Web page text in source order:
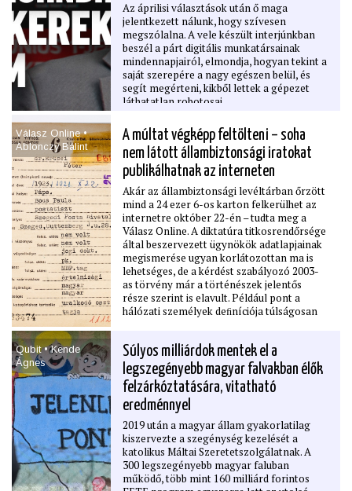
Az áprilisi választások után ő maga
jelentkezett nálunk, hogy szívesen
megszólalna. A vele készült interjúnkban
beszél a párt digitális munkatársainak
mindennapjairól, elmondja, hogyan tekint a
saját szerepére a nagy egészen belül, és
segít megérteni, kikből lettek a gépezet
láthatatlan robotosai.
Válasz Online •
Ablonczy Bálint
A múltat végképp feltölteni – soha
nem látott állambiztonsági iratokat
publikálhatnak az interneten
Akár az állambiztonsági levéltárban őrzött
mind a 24 ezer 6-os karton felkerülhet az
internetre október 22-én – tudta meg a
Válasz Online. A diktatúra titkosrendőrsége
által beszervezett ügynökök adatlapjainak
megismerése ugyan korlátozottan ma is
lehetséges, de a kérdést szabályozó 2003-
as törvény már a történészek jelentős
része szerint is elavult. Például pont a
hálózati személyek deﬁníciója túlságosan
levéltárban, merthogy azok a még a
szocialista jog szerint is törvénytelenül
megﬁgyelt áldozatokról szólnak: egyetlen
posztszocialista országban sem állították
célkeresztbe az egykor meghurcoltakat a
jelentések korlátlan publikálásával. De mi
lesz a titokzatos mágnesszalagok sorsa?
Emlékezetpolitikai háttér.
Qubit • Kende
Ágnes
Súlyos milliárdok mentek el a
legszegényebb magyar falvakban élők
felzárkóztatására, vitatható
eredménnyel
2019 után a magyar állam gyakorlatilag
kiszervezte a szegénység kezelését a
katolikus Máltai Szeretetszolgálatnak. A
300 legszegényebb magyar faluban
működő, több mint 160 milliárd forintos